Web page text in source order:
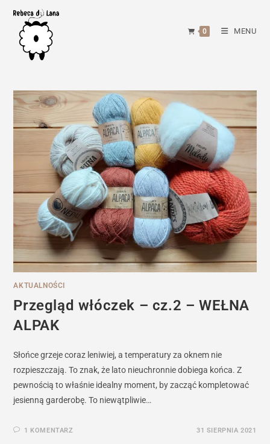
content
0 MENU
AKTUALNOŚCI
Przegląd włóczek – cz.2 – WEŁNA
ALPAK
Słońce grzeje coraz leniwiej, a temperatury za oknem nie
rozpieszczają. To znak, że lato nieuchronnie dobiega końca. Z
pewnością to właśnie idealny moment, by zacząć kompletować
jesienną garderobę. To niewątpliwie…
1 KOMENTARZ 31 SIERPNIA 2021